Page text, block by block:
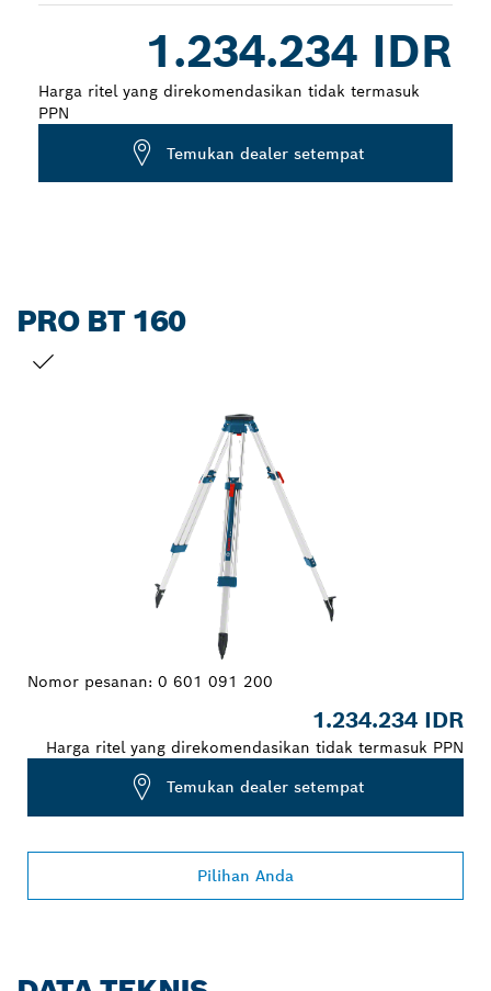
1.234.234 IDR
Harga ritel yang direkomendasikan tidak termasuk
PPN
Temukan dealer setempat
PRO BT 160
Nomor pesanan: 0 601 091 200
1.234.234 IDR
Harga ritel yang direkomendasikan tidak termasuk PPN
Temukan dealer setempat
Pilihan Anda